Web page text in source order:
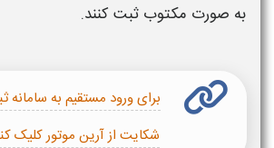
به صورت مکتوب ثبت کنند.
برای ورود مستقیم به
شکایت از آرین موتور کلیک